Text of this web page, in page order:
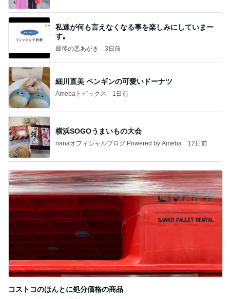
私達が何も言えなくなる事を楽しみにしていまー
す｡
最後の悪あがき 3日前
細川直美 ペンギンの可愛いドーナツ
Amebaトピックス 1日前
横浜SOGOうまいもの大会
nanaオフィシャルブログ Powered by Ameba 12日前
コストコのほんとに処分価格の商品